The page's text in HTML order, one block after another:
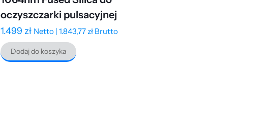
oczyszczarki pulsacyjnej
1.499 zł Netto | 1.843,77 zł Brutto
Dodaj do koszyka